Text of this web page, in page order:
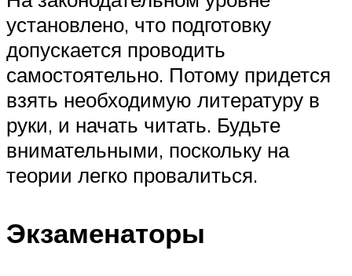
установлено, что подготовку
допускается проводить
самостоятельно. Потому придется
взять необходимую литературу в
руки, и начать читать. Будьте
внимательными, поскольку на
теории легко провалиться.
Экзаменаторы